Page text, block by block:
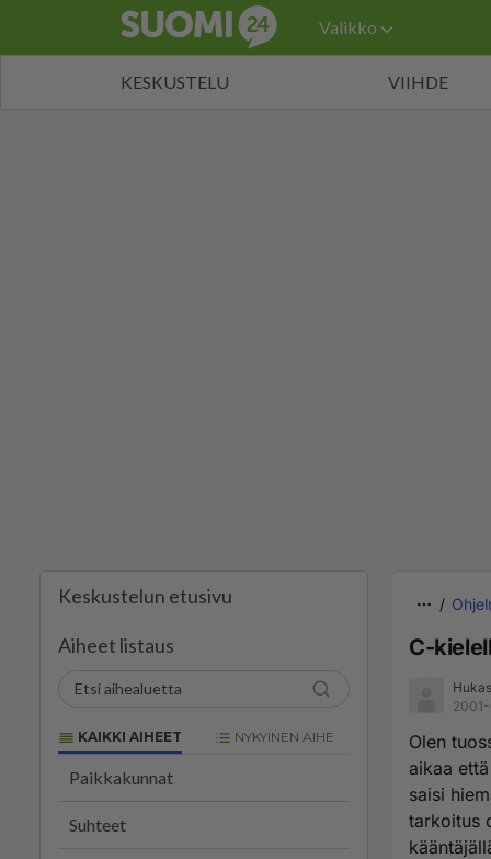
Valikko
KESKUSTELU VIIHDE
Keskustelun etusivu
Aiheet listaus
KAIKKI AIHEET NYKYINEN AIHE
Paikkakunnat
Suhteet
C-
Olen
aikaa
saisi
tarkoitus